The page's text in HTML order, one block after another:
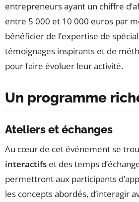
entrepreneurs ayant un chiffre
entre 5 000 et 10 000 euros par
bénéficier de l’expertise de
témoignages inspirants et de
pour faire évoluer leur activité.
Un programme
Ateliers et échanges
Au cœur de cet événement se
interactifs et des temps
permettront aux participants
les concepts abordés, d’interagir